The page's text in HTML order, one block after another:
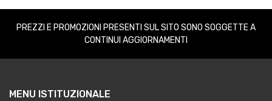
PREZZI E PROMOZIONI PRESENTI SUL SITO SONO SOGGETTE A
CONTINUI AGGIORNAMENTI
MENU ISTITUZIONALE